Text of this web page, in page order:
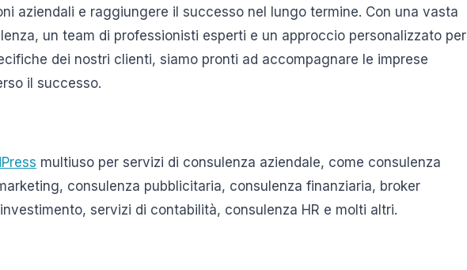
aziendali e raggiungere il successo nel lungo termine. Con una vasta
un team di professionisti esperti e un approccio personalizzato per
dei nostri clienti, siamo pronti ad accompagnare le imprese
il successo.
multiuso per servizi di consulenza aziendale, come consulenza
consulenza pubblicitaria, consulenza finanziaria, broker
servizi di contabilità, consulenza HR e molti altri.